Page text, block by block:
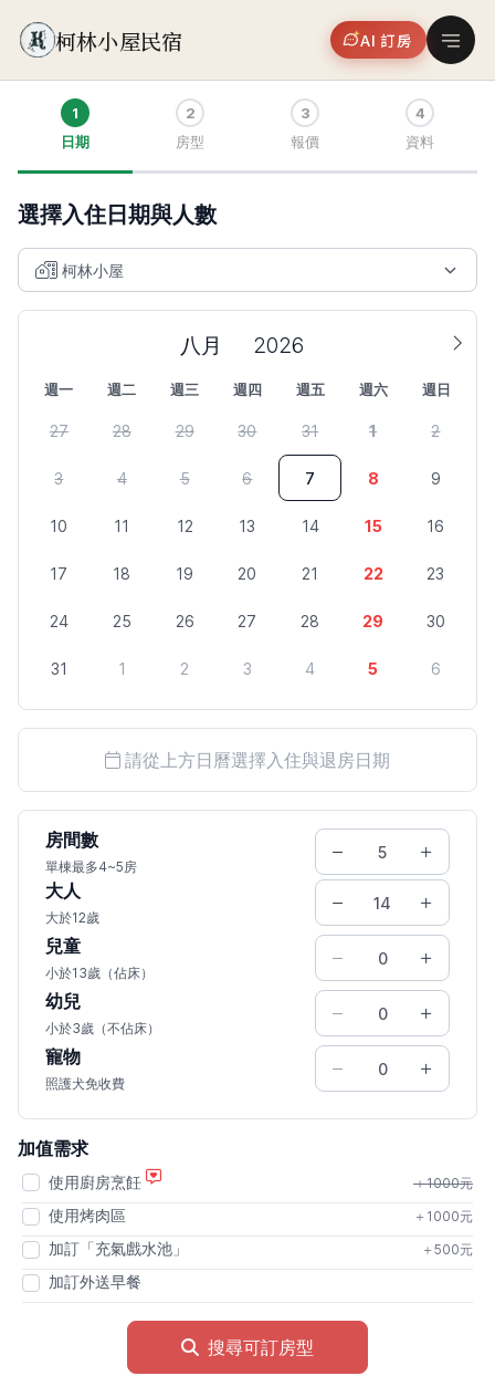
柯林小屋民宿 AI 訂房
1
日期
2
房型
3
報價
4
資料
選擇入住日期與人數
週一 週二 週三 週四 週五 週六 週日
27 28 29 30 31 1 2
3 4 5 6 7 8 9
10 11 12 13 14 15 16
17 18 19 20 21 22 23
24 25 26 27 28 29 30
31 1 2 3 4 5 6
請從上方日曆選擇入住與退房日期
房間數
單棟最多4~5房
大人
大於12歲
兒童
小於13歲（佔床）
幼兒
小於3歲（不佔床）
寵物
照護犬免收費
加值需求
使用廚房烹飪 ＋1000元
使用烤肉區 ＋1000元
加訂「充氣戲水池」 ＋500元
加訂外送早餐
搜尋可訂房型